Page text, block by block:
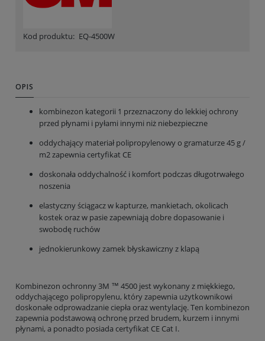
Kod produktu: EQ-4500W
OPIS
kombinezon kategorii 1 przeznaczony do lekkiej ochrony
przed płynami i pyłami innymi niż niebezpieczne
oddychający materiał polipropylenowy o gramaturze 45 g /
m2 zapewnia certyfikat CE
doskonała oddychalność i komfort podczas długotrwałego
noszenia
elastyczny ściągacz w kapturze, mankietach, okolicach
kostek oraz w pasie zapewniają dobre dopasowanie i
swobodę ruchów
jednokierunkowy zamek błyskawiczny z klapą
Kombinezon ochronny 3M ™ 4500 jest wykonany z miękkiego,
oddychającego polipropylenu, który zapewnia użytkownikowi
doskonałe odprowadzanie ciepła oraz wentylację. Ten kombinezon
zapewnia podstawową ochronę przed brudem, kurzem i innymi
płynami, a ponadto posiada certyfikat CE Cat I.